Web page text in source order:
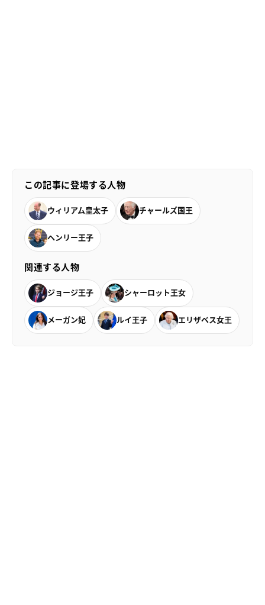
この記事に登場する人物
ウィリアム皇太子 チャールズ国王
ヘンリー王子
関連する人物
ジョージ王子 シャーロット王女
メーガン妃 ルイ王子 エリザベス女王